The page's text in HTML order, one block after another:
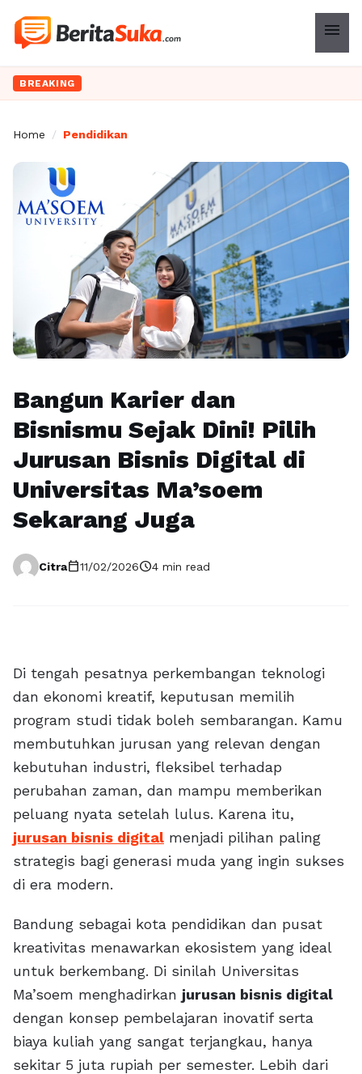
menu
BREAKING
Home / Pendidikan
Bangun Karier dan
Bisnismu Sejak Dini! Pilih
Jurusan Bisnis Digital di
Universitas Ma’soem
Sekarang Juga
Citracalendar_today11/02/2026schedule4 min read
Di tengah pesatnya perkembangan teknologi
dan ekonomi kreatif, keputusan memilih
program studi tidak boleh sembarangan. Kamu
membutuhkan jurusan yang relevan dengan
kebutuhan industri, fleksibel terhadap
perubahan zaman, dan mampu memberikan
peluang nyata setelah lulus. Karena itu,
jurusan bisnis digital menjadi pilihan paling
strategis bagi generasi muda yang ingin sukses
di era modern.
Bandung sebagai kota pendidikan dan pusat
kreativitas menawarkan ekosistem yang ideal
untuk berkembang. Di sinilah Universitas
Ma’soem menghadirkan jurusan bisnis digital
dengan konsep pembelajaran inovatif serta
biaya kuliah yang sangat terjangkau, hanya
sekitar 5 juta rupiah per semester. Lebih dari